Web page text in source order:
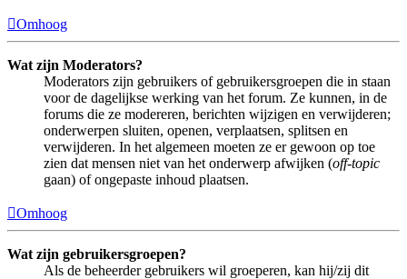
Omhoog
Wat zijn Moderators?
Moderators zijn gebruikers of gebruikersgroepen die in staan
voor de dagelijkse werking van het forum. Ze kunnen, in de
forums die ze modereren, berichten wijzigen en verwijderen;
onderwerpen sluiten, openen, verplaatsen, splitsen en
verwijderen. In het algemeen moeten ze er gewoon op toe
zien dat mensen niet van het onderwerp afwijken (off-topic
gaan) of ongepaste inhoud plaatsen.
Omhoog
Wat zijn gebruikersgroepen?
Als de beheerder gebruikers wil groeperen, kan hij/zij dit